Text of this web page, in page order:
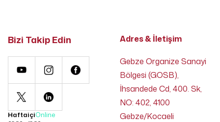
Bizi Takip Edin
HaftaiçiOnline
Adres & İletişim
Gebze Organize Sanayi
Bölgesi (GOSB),
İhsandede Cd, 400. Sk,
NO: 402, 4100
Gebze/Kocaeli